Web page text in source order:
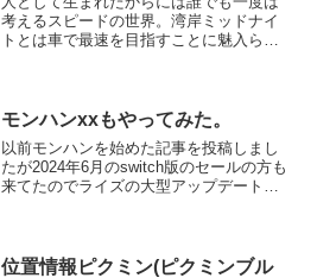
考えるスピードの世界。湾岸ミッドナイ
トとは車で最速を目指すことに魅入られ
モンハンxxもやってみた。
以前モンハンを始めた記事を投稿しまし
たが2024年6月のswitch版のセールの方も
来てたのでライズの大型アップデートパ
位置情報ピクミン(ピクミンブル